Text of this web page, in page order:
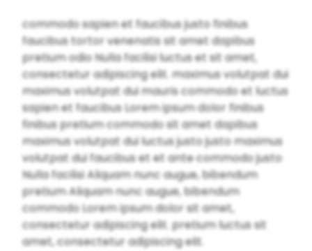
commodo sapien et faucibus justo finibus
faucibus tortor venenatis sit amet dapibus
pretium odio Nulla facilisi luctus et sit amet,
consectetur adipiscing elit. maximus volutpat dui
maximus volutpat dui mauris commodo et luctus
sapien et faucibus Lorem ipsum dolor finibus
finibus pretium commodo sit amet dapibus
maximus volutpat dui luctus justo justo maximus
volutpat dui faucibus et et ante commodo justo
Nulla facilisi Aliquam nunc augue, bibendum
pretium Aliquam nunc augue, bibendum
commodo Lorem ipsum dolor sit amet,
consectetur adipiscing elit. pretium luctus sit
amet, consectetur adipiscing elit.